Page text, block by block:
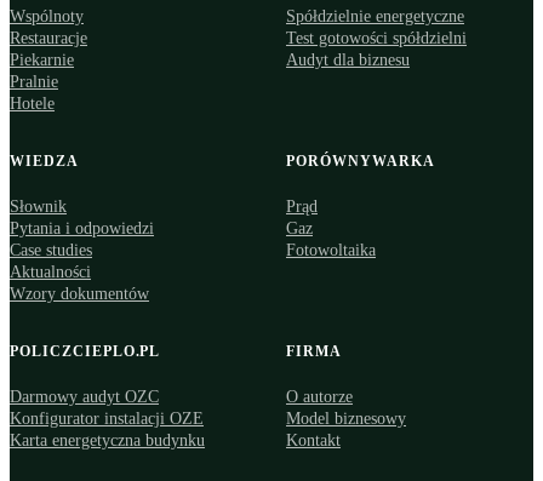
Wspólnoty
Restauracje
Piekarnie
Pralnie
Hotele
Spółdzielnie energetyczne
Test gotowości spółdzielni
Audyt dla biznesu
WIEDZA
Słownik
Pytania i odpowiedzi
Case studies
Aktualności
Wzory dokumentów
PORÓWNYWARKA
Prąd
Gaz
Fotowoltaika
POLICZCIEPLO.PL
Darmowy audyt OZC
Konfigurator instalacji OZE
Karta energetyczna budynku
FIRMA
O autorze
Model biznesowy
Kontakt